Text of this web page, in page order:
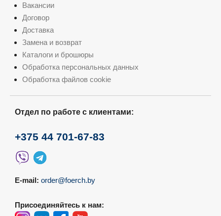
Вакансии
Договор
Доставка
Замена и возврат
Каталоги и брошюры
Обработка персональных данных
Обработка файлов cookie
Отдел по работе с клиентами:
+375 44 701-67-83
E-mail: order@foerch.by
Присоединяйтесь к нам: